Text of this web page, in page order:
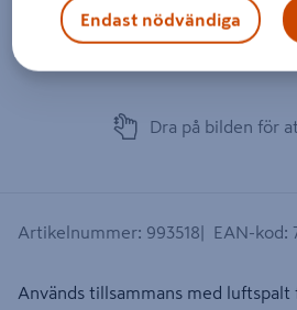
Dra på bilden för
Artikelnummer: 993518 EAN-kod:
Används tillsammans med luftspalt
Endast nödvändiga